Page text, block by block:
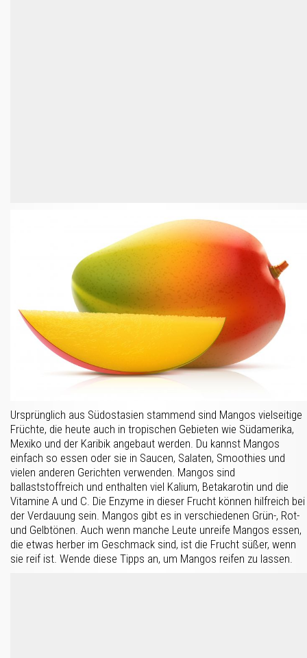
Ursprünglich aus Südostasien stammend sind Mangos vielseitige
Früchte, die heute auch in tropischen Gebieten wie Südamerika,
Mexiko und der Karibik angebaut werden. Du kannst Mangos
einfach so essen oder sie in Saucen, Salaten, Smoothies und
vielen anderen Gerichten verwenden. Mangos sind
ballaststoffreich und enthalten viel Kalium, Betakarotin und die
Vitamine A und C. Die Enzyme in dieser Frucht können hilfreich bei
der Verdauung sein. Mangos gibt es in verschiedenen Grün-, Rot-
und Gelbtönen. Auch wenn manche Leute unreife Mangos essen,
die etwas herber im Geschmack sind, ist die Frucht süßer, wenn
sie reif ist. Wende diese Tipps an, um Mangos reifen zu lassen.